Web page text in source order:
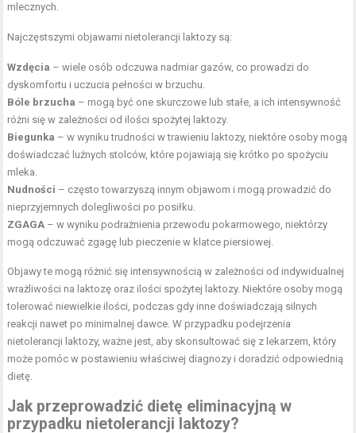
mlecznych.
Najczęstszymi objawami nietolerancji laktozy są:
Wzdęcia – wiele osób odczuwa nadmiar gazów, co prowadzi do
dyskomfortu i uczucia pełności w brzuchu.
Bóle brzucha – mogą być one skurczowe lub stałe, a ich intensywność
różni się w zależności od ilości spożytej laktozy.
Biegunka – w wyniku trudności w trawieniu laktozy, niektóre osoby mogą
doświadczać luźnych stolców, które pojawiają się krótko po spożyciu
mleka.
Nudności – często towarzyszą innym objawom i mogą prowadzić do
nieprzyjemnych dolegliwości po posiłku.
ZGAGA – w wyniku podrażnienia przewodu pokarmowego, niektórzy
mogą odczuwać zgagę lub pieczenie w klatce piersiowej.
Objawy te mogą różnić się intensywnością w zależności od indywidualnej
wrażliwości na laktozę oraz ilości spożytej laktozy. Niektóre osoby mogą
tolerować niewielkie ilości, podczas gdy inne doświadczają silnych
reakcji nawet po minimalnej dawce. W przypadku podejrzenia
nietolerancji laktozy, ważne jest, aby skonsultować się z lekarzem, który
może pomóc w postawieniu właściwej diagnozy i doradzić odpowiednią
dietę.
Jak przeprowadzić dietę eliminacyjną w
przypadku nietolerancji laktozy?